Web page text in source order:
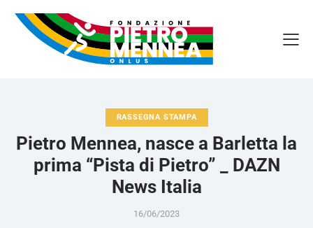
RASSEGNA STAMPA
Pietro Mennea, nasce a Barletta la
prima “Pista di Pietro” _ DAZN
News Italia
16/06/2023